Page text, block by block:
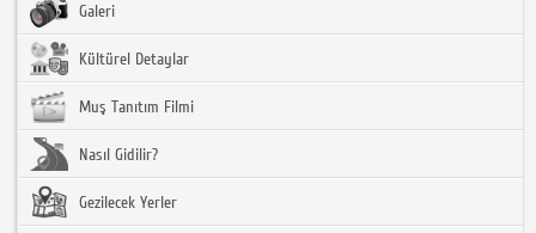
Galeri
Kültürel Detaylar
Muş Tanıtım Filmi
Nasıl Gidilir?
Gezilecek Yerler